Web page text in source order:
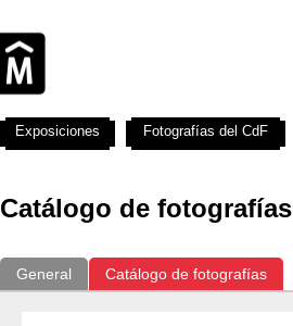
Catálogo de fotografías
General Catálogo de fotografías
Exposiciones Fotografías del CdF